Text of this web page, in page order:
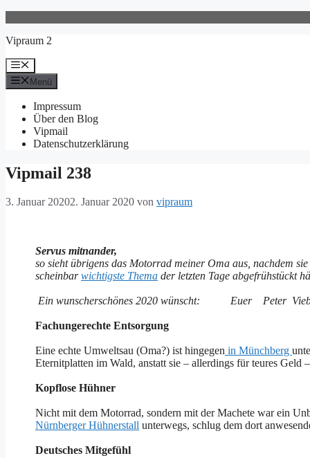
springen
Vipraum 2
Menü
Menü
Impressum
Über den Blog
Vipmail
Datenschutzerklärung
Vipmail 238
3. Januar 20202. Januar 2020 von vipraum
Servus mitnander,
so sieht übrigens das Motorrad meiner Oma aus, nachdem
scheinbarwichtigste Thema der letzten Tage abgefrühstückt
Ein wunscherschönes 2020 wünscht: Euer Peter
Fachungerechte Entsorgung
Eine echte Umweltsau (Oma?) ist hingegen in Münchberg
Eternitplatten im Wald, anstatt sie – allerdings für teures Geld
Kopflose Hühner
Nicht mit dem Motorrad, sondern mit der Machete war ein
Nürnberger Hühnerstall unterwegs, schlug dem dort
Deutsches Mitgefühl